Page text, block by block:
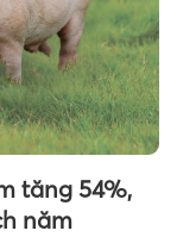
tăng 54%,
năm